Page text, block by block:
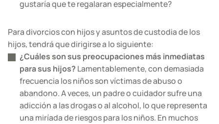
gustaría que te regalaran especialmente?
Para divorcios con hijos y asuntos de custodia de los
hijos, tendrá que dirigirse a lo siguiente:
¿Cuáles son sus preocupaciones más inmediatas
para sus hijos? Lamentablemente, con demasiada
frecuencia los niños son víctimas de abuso o
abandono. A veces, un padre o cuidador sufre una
adicción a las drogas o al alcohol, lo que representa
una miríada de riesgos para los niños. En muchos